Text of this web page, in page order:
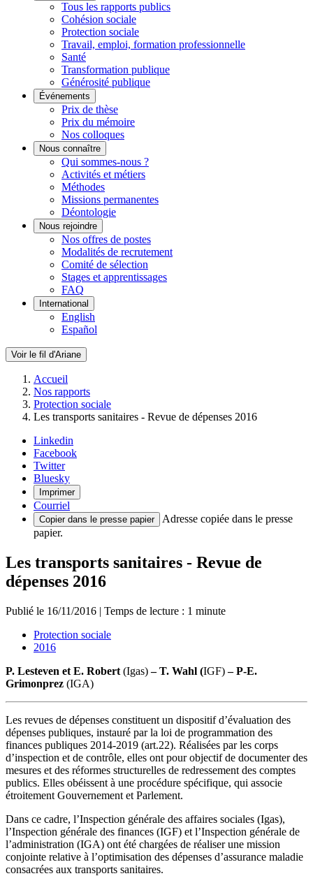
Tous les rapports publics
Cohésion sociale
Protection sociale
Travail, emploi, formation professionnelle
Santé
Transformation publique
Générosité publique
Événements
Prix de thèse
Prix du mémoire
Nos colloques
Nous connaître
Qui sommes-nous ?
Activités et métiers
Méthodes
Missions permanentes
Déontologie
Nous rejoindre
Nos offres de postes
Modalités de recrutement
Comité de sélection
Stages et apprentissages
FAQ
International
English
Español
Voir le fil d'Ariane
Accueil
Nos rapports
Protection sociale
Les transports sanitaires - Revue de dépenses 2016
Linkedin
Facebook
Twitter
Bluesky
Imprimer
Courriel
Copier dans le presse papier
Adresse copiée dans le presse
papier.
Les transports sanitaires - Revue de
dépenses 2016
Publié le 16/11/2016 | Temps de lecture : 1 minute
Protection sociale
2016
P. Lesteven et E. Robert (Igas)– T. Wahl (IGF)– P-E.
Grimonprez (IGA)
Les revues de dépenses constituent un dispositif d’évaluation des
dépenses publiques, instauré par la loi de programmation des
finances publiques 2014-2019 (art.22). Réalisées par les corps
d’inspection et de contrôle, elles ont pour objectif de documenter des
mesures et des réformes structurelles de redressement des comptes
publics. Elles obéissent à une procédure spécifique, qui associe
étroitement Gouvernement et Parlement.
Dans ce cadre, l’Inspection générale des affaires sociales (Igas),
l’Inspection générale des finances (IGF) et l’Inspection générale de
l’administration (IGA) ont été chargées de réaliser une mission
conjointe relative à l’optimisation des dépenses d’assurance maladie
consacrées aux transports sanitaires.